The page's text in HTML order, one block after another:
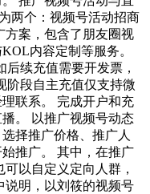
两个：视频号活动招商
方案，包含了朋友圈视
内容定制等服务。
续充值需要开发票，
阶段自主充值仅支持微
联系。 完成开户和充
。 以推广视频号动态
择推广价格、推广人
推广。 其中，在推广
以自定义定向人群，
说明，以刘筱的视频号